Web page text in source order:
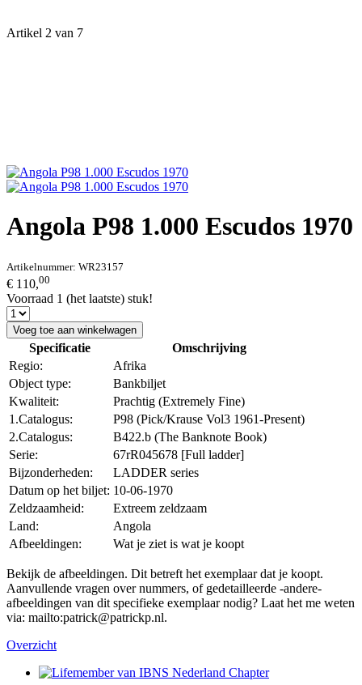
Artikel 2 van 7
Angola P98 1.000 Escudos 1970
Artikelnummer: WR23157
€ 110,00
Voorraad 1 (het laatste) stuk!
Voeg toe aan winkelwagen
Specificatie
Omschrijving
Regio:
Afrika
Object type:
Bankbiljet
Kwaliteit:
Prachtig (Extremely Fine)
1.Catalogus:
P98 (Pick/Krause Vol3 1961-Present)
2.Catalogus:
B422.b (The Banknote Book)
Serie:
67rR045678 [Full ladder]
Bijzonderheden:
LADDER series
Datum op het biljet: 10-06-1970
Zeldzaamheid:
Extreem zeldzaam
Land:
Angola
Afbeeldingen:
Wat je ziet is wat je koopt
Bekijk de afbeeldingen. Dit betreft het exemplaar dat je koopt.
Aanvullende vragen over nummers, of gedetailleerde -andere-
afbeeldingen van dit specifieke exemplaar nodig? Laat het me weten
via: mailto:patrick@patrickp.nl.
Overzicht